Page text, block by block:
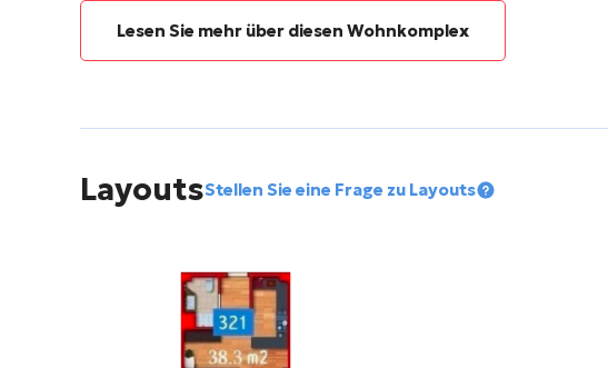
Lesen Sie mehr über diesen Wohnkomplex
LayoutsStellen Sie eine Frage zu Layouts